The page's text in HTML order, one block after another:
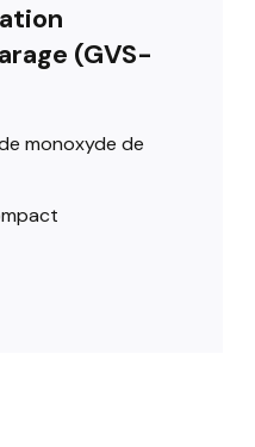
(GVS-
monoxyde de